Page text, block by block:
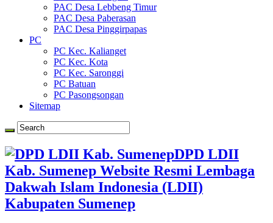
PAC Desa Lebbeng Timur
PAC Desa Paberasan
PAC Desa Pinggirpapas
PC
PC Kec. Kalianget
PC Kec. Kota
PC Kec. Saronggi
PC Batuan
PC Pasongsongan
Sitemap
DPD LDII
Kab. Sumenep Website Resmi Lembaga
Dakwah Islam Indonesia (LDII)
Kabupaten Sumenep